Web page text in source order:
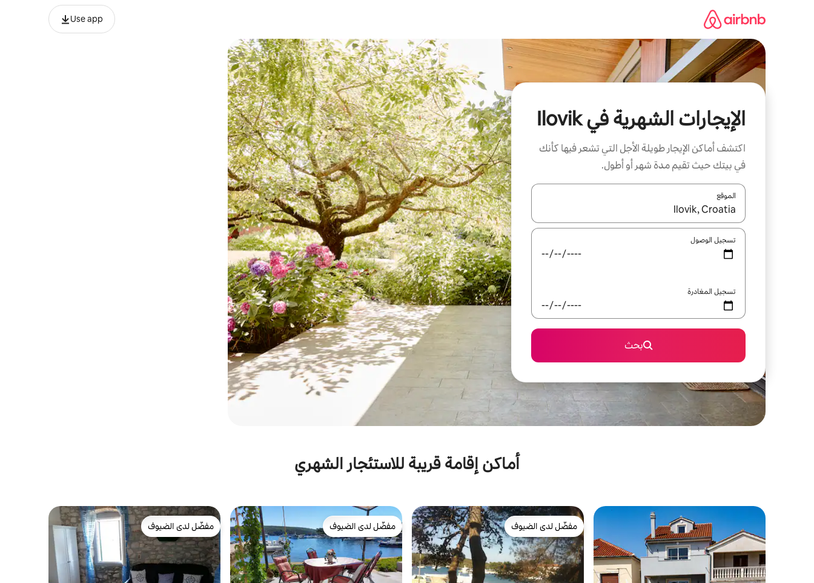
Use app
الإيجارات الشهرية في Ilovik
اكتشف أماكن الإيجار طويلة الأجل التي تشعر فيها كأنك
في بيتك حيث تقيم مدة شهر أو أطول.
الموقع
عند توفر النتائج، انتقل باستخدام السهمين لأعلى ولأسفل أو استكشف عن طريق اللمس أو السحب.
تسجيل الوصول
تسجيل المغادرة
بحث
أماكن إقامة قريبة للاستئجار الشهري
مفضّل لدى الضيوف
مفضّل لدى الضيوف
مفضّل لدى الضيوف
مفضّل لدى الضيوف
مفضّل لدى الضيوف
مفضّل لدى الضيوف